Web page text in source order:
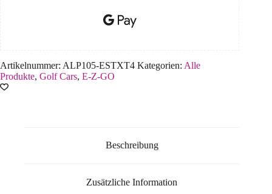
Artikelnummer: ALP105-ESTXT4 Kategorien: Alle
Produkte, Golf Cars, E-Z-GO
Beschreibung
Zusätzliche Information